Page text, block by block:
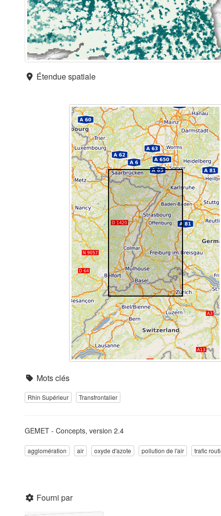
Étendue spatiale
Mots clés
Rhin Supérieur Transfrontalier
GEMET - Concepts, version 2.4
agglomération air oxyde d'azote pollution de l'air trafic
Fourni par